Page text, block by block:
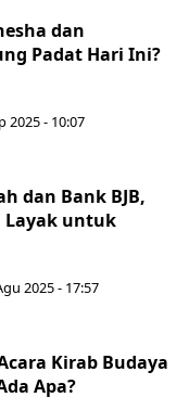
dan
Padat Hari Ini?
2025 - 10:07
dan Bank BJB,
Layak untuk
2025 - 17:57
Kirab Budaya
Apa?